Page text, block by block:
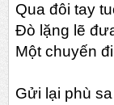
Qua đôi tay
Đò lặng lẽ
Một chuyến
Gửi lại phù